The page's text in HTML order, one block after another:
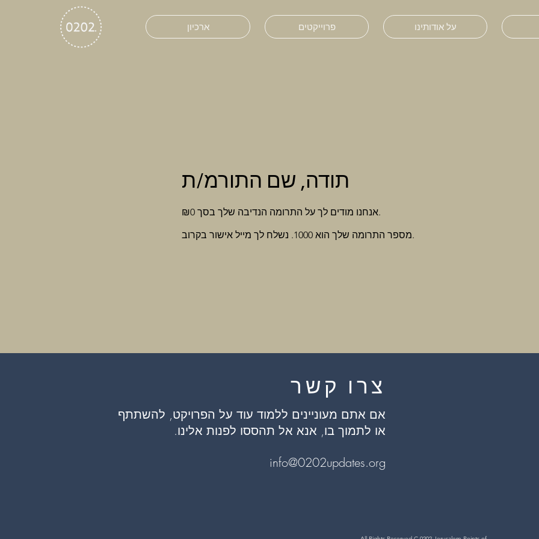
ארכיון פרוייקטים על אודותינו
תודה, שם התורמ/ת
אנחנו מודים לך על התרומה הנדיבה שלך בסך ₪0.
מספר התרומה שלך הוא 1000. נשלח לך מייל אישור בקרוב.
צרו קשר
אם אתם מעוניינים ללמוד עוד על הפרויקט, להשתתף
או לתמוך בו, אנא אל תהססו לפנות אלינו.
info@0202updates.org